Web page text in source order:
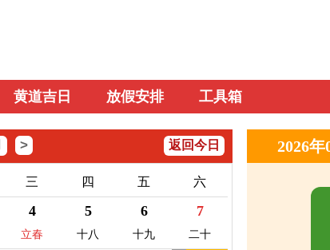
黄道吉日 放假安排 工具箱
> 返回今日
三 四 五 六
4
立春
5
十八
6
十九
7
二十
2026